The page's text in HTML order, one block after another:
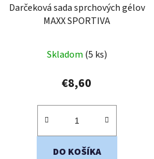
Darčeková sada sprchových gélov
MAXX SPORTIVA
Skladom (5 ks)
€8,60
DO KOŠÍKA